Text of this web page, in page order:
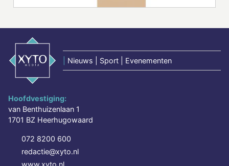
Nieuws | Sport | Evenementen
Hoofdvestiging:
van Benthuizenlaan 1
1701 BZ Heerhugowaard
072 8200 600
redactie@xyto.nl
www.xyto.nl